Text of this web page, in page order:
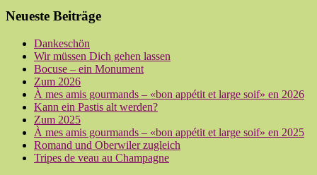
Neueste Beiträge
Dankeschön
Wir müssen Dich gehen lassen
Bocuse – ein Monument
Zum 2026
À mes amis gourmands – «bon appétit et large soif» en 2026
Kann ein Pastis alt werden?
Zum 2025
À mes amis gourmands – «bon appétit et large soif» en 2025
Romand und Oberwiler zugleich
Tripes de veau au Champagne